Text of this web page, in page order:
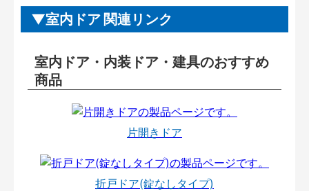
室内ドア 関連リンク
室内ドア・内装ドア・建具のおすすめ
商品
片開きドア
折戸ドア(錠なしタイプ)